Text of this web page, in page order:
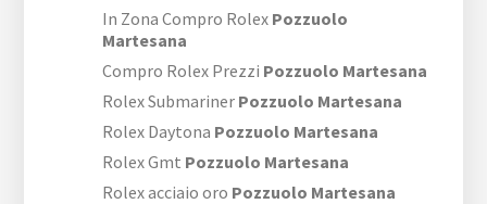
In Zona Compro Rolex Pozzuolo
Martesana
Compro Rolex Prezzi Pozzuolo Martesana
Rolex Submariner Pozzuolo Martesana
Rolex Daytona Pozzuolo Martesana
Rolex Gmt Pozzuolo Martesana
Rolex acciaio oro Pozzuolo Martesana